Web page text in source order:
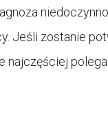
Jeśli zostanie